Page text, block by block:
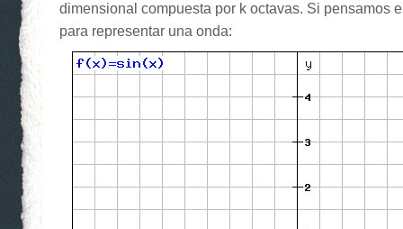
dimensional compuesta por k octavas. Si pensamos
para representar una onda: